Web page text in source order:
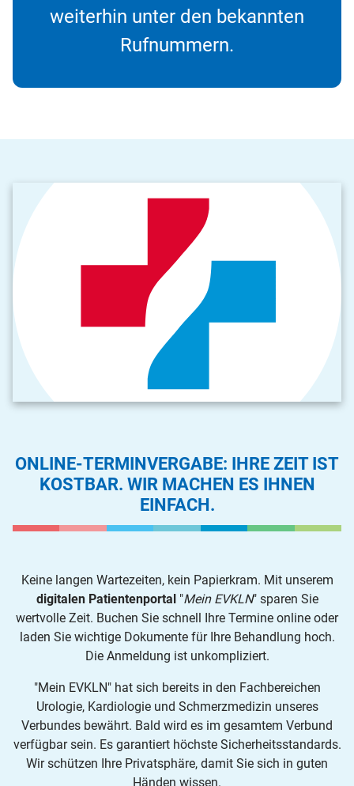
weiterhin unter den bekannten
Rufnummern.
ONLINE-TERMINVERGABE: IHRE ZEIT IST
KOSTBAR. WIR MACHEN ES IHNEN
EINFACH.
Keine langen Wartezeiten, kein Papierkram. Mit unserem
digitalen Patientenportal"Mein EVKLN" sparen Sie
wertvolle Zeit. Buchen Sie schnell Ihre Termine online oder
laden Sie wichtige Dokumente für Ihre Behandlung hoch.
Die Anmeldung ist unkompliziert.
"Mein EVKLN" hat sich bereits in den Fachbereichen
Urologie, Kardiologie und Schmerzmedizin unseres
Verbundes bewährt. Bald wird es im gesamtem Verbund
verfügbar sein. Es garantiert höchste Sicherheitsstandards.
Wir schützen Ihre Privatsphäre, damit Sie sich in guten
Händen wissen.